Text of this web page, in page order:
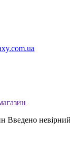
Введено